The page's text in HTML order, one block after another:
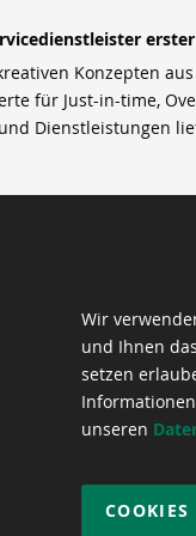
Konzepten
für Just-in-time,
Dienstleistungen
Wir
und Ihnen
setzen
unseren
COOKIES